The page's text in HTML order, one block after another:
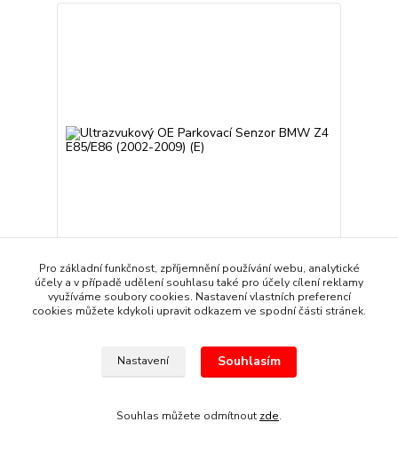
Ultrazvukový OE Parkovací Senzor BMW Z4
E85/E86 (2002-2009) (E)
179 Kč
Přidat do košíku
Pro základní funkčnost, zpříjemnění používání webu, analytické
účely a v případě udělení souhlasu také pro účely cílení reklamy
využíváme soubory cookies. Nastavení vlastních preferencí
cookies můžete kdykoli upravit odkazem ve spodní části stránek.
Nastavení Souhlasím
Souhlas můžete odmítnout zde.